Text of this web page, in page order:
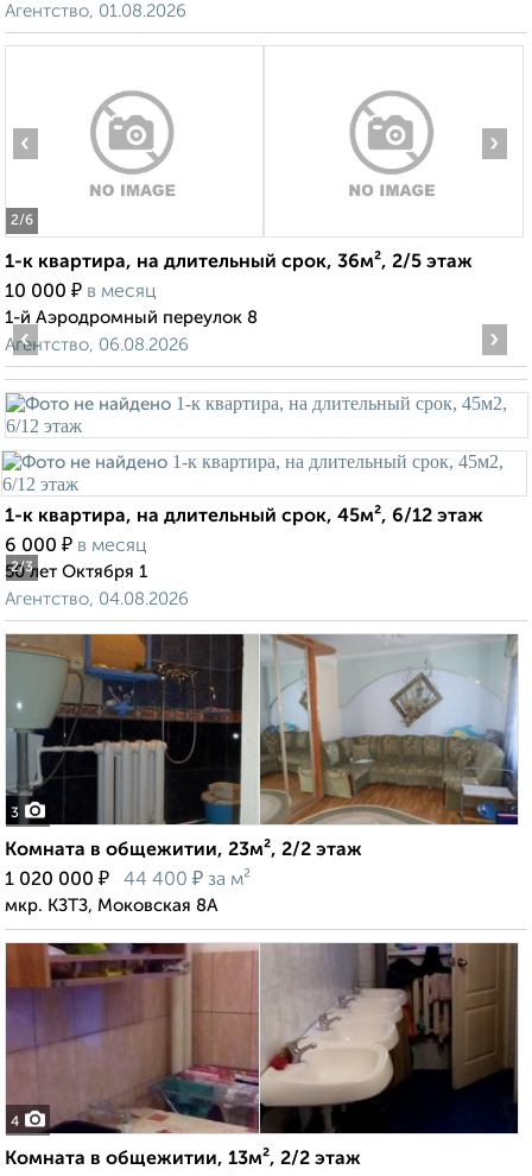
Агентство, 01.08.2026
2/6
‹ ›
1-к квартира, на длительный срок, 36м², 2/5 этаж
10 000 ₽ в месяц
1-й Аэродромный переулок 8
Агентство, 06.08.2026
2/3
‹ ›
1-к квартира, на длительный срок, 45м², 6/12 этаж
6 000 ₽ в месяц
50 лет Октября 1
Агентство, 04.08.2026
3
Комната в общежитии, 23м², 2/2 этаж
1 020 000 ₽ 44 400 ₽ за м²
мкр. КЗТЗ, Моковская 8А
4
Комната в общежитии, 13м², 2/2 этаж